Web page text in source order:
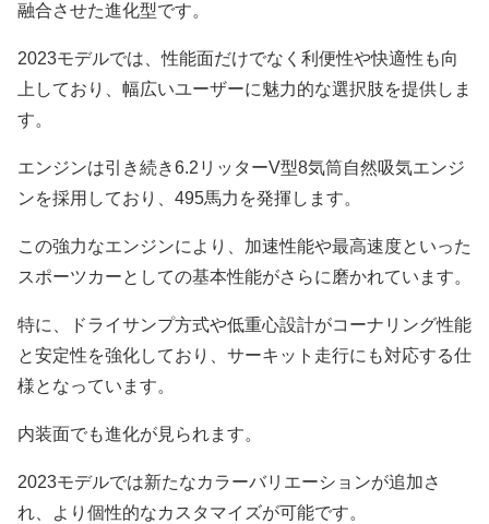
融合させた進化型です。
2023モデルでは、性能面だけでなく利便性や快適性も向
上しており、幅広いユーザーに魅力的な選択肢を提供しま
す。
エンジンは引き続き6.2リッターV型8気筒自然吸気エンジ
ンを採用しており、495馬力を発揮します。
この強力なエンジンにより、加速性能や最高速度といった
スポーツカーとしての基本性能がさらに磨かれています。
特に、ドライサンプ方式や低重心設計がコーナリング性能
と安定性を強化しており、サーキット走行にも対応する仕
様となっています。
内装面でも進化が見られます。
2023モデルでは新たなカラーバリエーションが追加さ
れ、より個性的なカスタマイズが可能です。